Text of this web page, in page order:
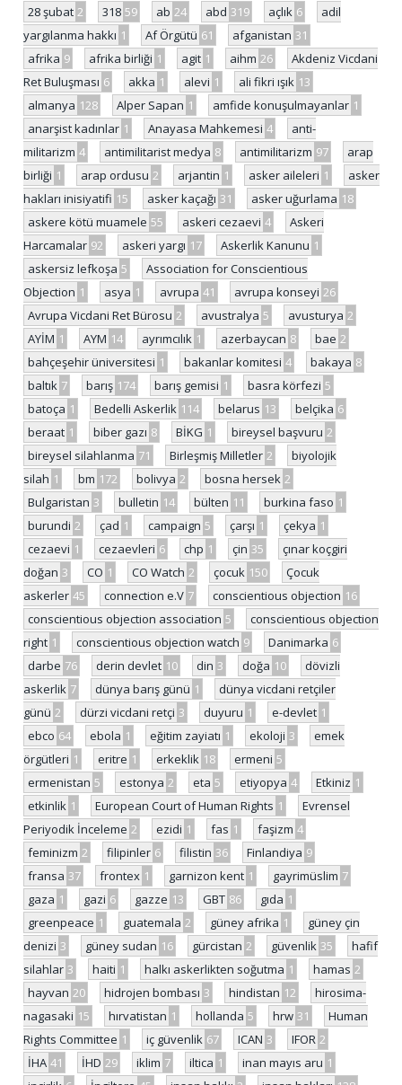
28 şubat 2 318 59 ab 24 abd 319 açlık 6
adil
yargılanma hakkı 1 Af Örgütü 61 afganistan 31
afrika 9 afrika birliği 1 agit 1 aihm 26
Akdeniz Vicdani
Ret Buluşması 6 akka 1 alevi 1 ali fikri ışık 13
almanya 128 Alper Sapan 1 amfide konuşulmayanlar 1
anarşist kadınlar 1 Anayasa Mahkemesi 4
anti-
militarizm 4 antimilitarist medya 8 antimilitarizm 97
arap
birliği 1 arap ordusu 2 arjantin 1 asker aileleri 1
asker
hakları inisiyatifi 15 asker kaçağı 31 asker uğurlama 18
askere kötü muamele 55 askeri cezaevi 4
Askeri
Harcamalar 92 askeri yargı 17 Askerlik Kanunu 1
askersiz lefkoşa 5
Association for Conscientious
Objection 1 asya 1 avrupa 41 avrupa konseyi 26
Avrupa Vicdani Ret Bürosu 2 avustralya 5 avusturya 2
AYİM 1 AYM 14 ayrımcılık 1 azerbaycan 8 bae 2
bahçeşehir üniversitesi 1 bakanlar komitesi 4 bakaya 8
baltık 7 barış 174 barış gemisi 1 basra körfezi 5
batoça 1 Bedelli Askerlik 114 belarus 13 belçika 6
beraat 1 biber gazı 8 BİKG 1 bireysel başvuru 2
bireysel silahlanma 71 Birleşmiş Milletler 2
biyolojik
silah 1 bm 172 bolivya 2 bosna hersek 2
Bulgaristan 3 bulletin 14 bülten 11 burkina faso 1
burundi 2 çad 1 campaign 5 çarşı 1 çekya 1
cezaevi 1 cezaevleri 6 chp 1 çin 35
çınar koçgiri
doğan 3 CO 1 CO Watch 2 çocuk 150
Çocuk
askerler 45 connection e.V 7 conscientious objection 16
conscientious objection association 5
conscientious objection
right 1 conscientious objection watch 9 Danimarka 6
darbe 76 derin devlet 10 din 3 doğa 10
dövizli
askerlik 7 dünya barış günü 1
dünya vicdani retçiler
günü 2 dürzi vicdani retçi 3 duyuru 1 e-devlet 1
ebco 64 ebola 1 eğitim zayiatı 1 ekoloji 3
emek
örgütleri 1 eritre 1 erkeklik 18 ermeni 5
ermenistan 5 estonya 2 eta 5 etiyopya 4 Etkiniz 1
etkinlik 1 European Court of Human Rights 1
Evrensel
Periyodik İnceleme 2 ezidi 1 fas 1 faşizm 4
feminizm 2 filipinler 6 filistin 36 Finlandiya 9
fransa 37 frontex 1 garnizon kent 1 gayrimüslim 7
gaza 1 gazi 6 gazze 13 GBT 86 gıda 1
greenpeace 1 guatemala 2 güney afrika 1
güney çin
denizi 3 güney sudan 16 gürcistan 2 güvenlik 35
hafif
silahlar 3 haiti 1 halkı askerlikten soğutma 1 hamas 2
hayvan 20 hidrojen bombası 3 hindistan 12
hirosima-
nagasaki 15 hırvatistan 1 hollanda 5 hrw 31
Human
Rights Committee 1 iç güvenlik 67 ICAN 3 IFOR 2
İHA 41 İHD 29 iklim 7 iltica 1 inan mayıs aru 1